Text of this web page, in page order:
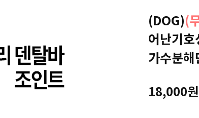
(DOG)(
어난기
가수분
18,000원